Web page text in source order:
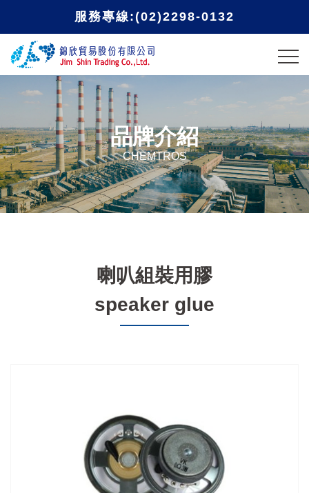
服務專線:(02)2298-0132
品牌介紹
CHEMTROS
喇叭組裝用膠
speaker glue